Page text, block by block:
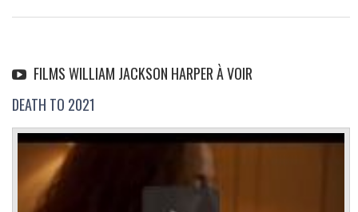
FILMS WILLIAM JACKSON HARPER À VOIR
DEATH TO 2021